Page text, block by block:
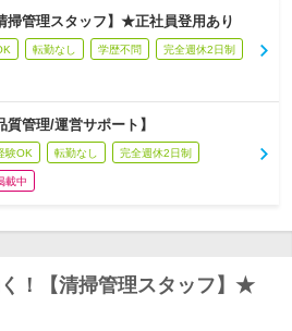
掃管理スタッフ】★正社員登用あり
転勤なし 学歴不問 完全週休2日制
管理/運営サポート】
験OK 転勤なし 完全週休2日制
載中
！【清掃管理スタッフ】★